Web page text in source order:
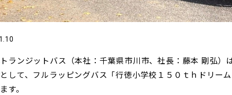
ランジットバス（本社：千葉県市川市、社長：藤本 剛弘）
して、フルラッピングバス「行徳小学校１５０ｔｈドリー
す。